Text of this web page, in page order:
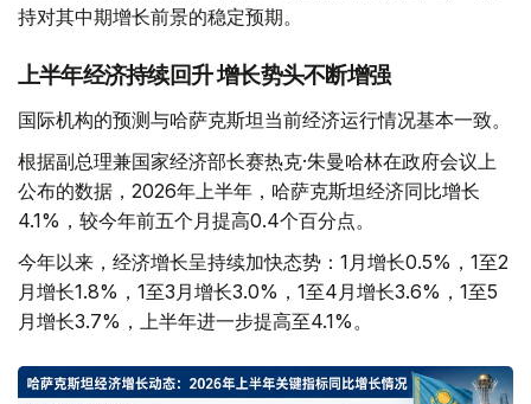
持对其中期增长前景的稳定预期。
上半年经济持续回升 增长势头不断增强
国际机构的预测与哈萨克斯坦当前经济运行情况基本一致。
根据副总理兼国家经济部长赛热克·朱曼哈林在政府会议上
公布的数据，2026年上半年，哈萨克斯坦经济同比增长
4.1%，较今年前五个月提高0.4个百分点。
今年以来，经济增长呈持续加快态势：1月增长0.5%，1至2
月增长1.8%，1至3月增长3.0%，1至4月增长3.6%，1至5
月增长3.7%，上半年进一步提高至4.1%。